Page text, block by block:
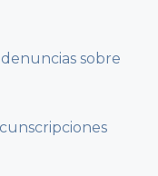
sobre